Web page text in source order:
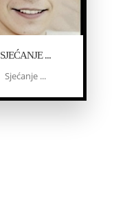
SJEĆANJE ...
Sjećanje ...